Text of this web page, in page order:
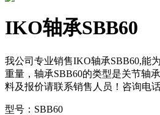
IKO轴承SBB60
我公司专业销售IKO轴承SBB60,能
重量，轴承SBB60的类型是关节轴
料及报价请联系销售人员！咨询电话
型号：SBB60